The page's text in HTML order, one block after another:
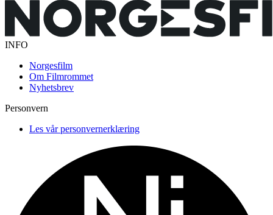
INFO
Norgesfilm
Om Filmrommet
Nyhetsbrev
Personvern
Les vår personvernerklæring